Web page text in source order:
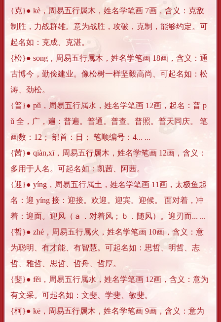
{克}● kè，周易五行属木，姓名学笔画 7画，含义：克敌
制胜，力战群雄。意为战胜，攻破，克制，能够约定。可
起名如：克成、克湛。
{松}● sōng，周易五行属木，姓名学笔画 18画，含义：通
古博今，勤俭建业。像松树一样坚毅高尚、可起名如：松
涛、劲松。
{普}● pǔ，周易五行属水，姓名学笔画 12画，起名：普 p
ǔ 全，广，遍：普遍。普通。普查。普照。普天同庆。 笔
画数：12； 部首：日； 笔顺编号：4... ...
{茜}● qiàn,xī，周易五行属木，姓名学笔画 12画，含义：
多用于人名。可起名如：凯茜、阿茜。
{迎}● yíng，周易五行属土，姓名学笔画 11画，太极鱼起
名：迎 yíng 接：迎接。欢迎。迎宾。迎候。 面对着，冲
着：迎面。迎风（ａ．对着风；ｂ．随风）。迎刃而... ...
{哲}● zhé，周易五行属火，姓名学笔画 10画，含义：意
为聪明、有才能、有智慧。可起名如：思哲、明哲、志
哲、雅哲、思哲、哲舟、哲厚。
{斐}● fěi，周易五行属水，姓名学笔画 12画，含义：意为
有文采。可起名如：文斐、学斐、敏斐。
{柯}● kē，周易五行属木，姓名学笔画 9画，含义：意为